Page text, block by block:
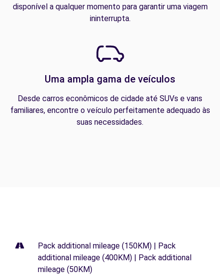
disponível a qualquer momento para garantir uma viagem
ininterrupta.
Uma ampla gama de veículos
Desde carros econômicos de cidade até SUVs e vans
familiares, encontre o veículo perfeitamente adequado às
suas necessidades.
Pack additional mileage (150KM) | Pack
additional mileage (400KM) | Pack additional
mileage (50KM)